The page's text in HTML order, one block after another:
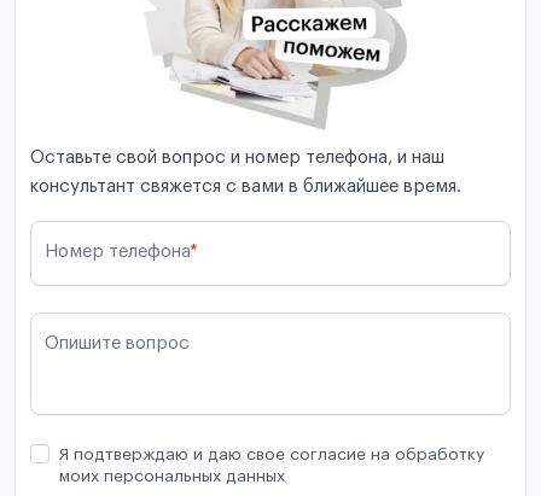
Оставьте свой вопрос и номер телефона, и наш
консультант свяжется с вами в ближайшее время.
Номер телефона*
Опишите вопрос
Я подтверждаю и даю свое согласие на обработку
моих персональных данных